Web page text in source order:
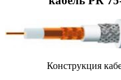
Конструкция